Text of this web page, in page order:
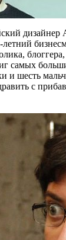
дизайнер
летний
самых
и шесть
с